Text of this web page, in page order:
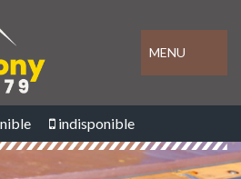
MENU
indisponible